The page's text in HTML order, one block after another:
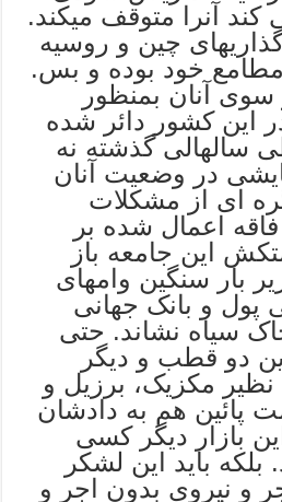
آنرا متوقف میکند.
چین و روسیه
مطامع خود بوده و بس.
سوی آنان بمنظور
این کشور دائر شده
سالهالی گذشته نه
در وضعیت آنان
ای از مشکلات
اعمال شده بر
این جامعه باز
زیر بار سنگین وامهای
پول و بانک جهانی
سیاه نشاند. حتی
دو قطب و دیگر
مکزیک، برزیل و
پائین هم به دادشان
بازار دیگر کسی
باید این لشکر
و نیروی بدون اجر و